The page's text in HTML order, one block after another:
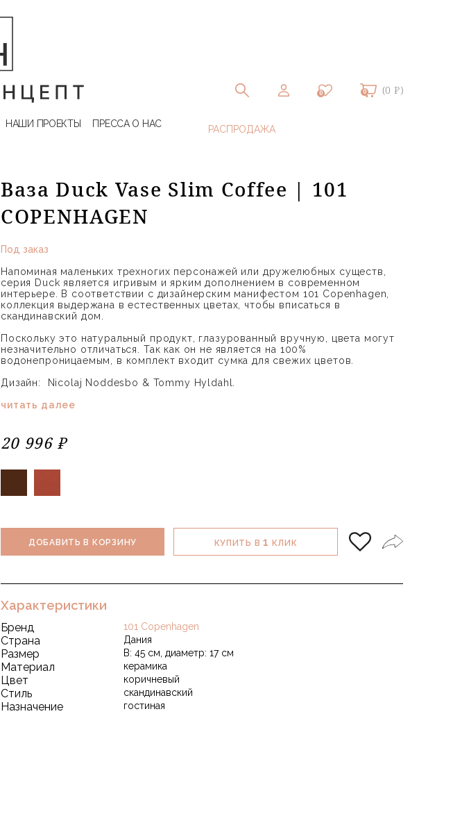
0 0 (0 ₽)
НАШИ ПРОЕКТЫ ПРЕССА О НАС
Ваза Duck Vase Slim Coffee | 101
COPENHAGEN
Под заказ
Напоминая маленьких трехногих персонажей или дружелюбных существ,
серия Duck является игривым и ярким дополнением в современном
интерьере. В соответствии с дизайнерским манифестом 101 Copenhagen,
коллекция выдержана в естественных цветах, чтобы вписаться в
скандинавский дом.
Поскольку это натуральный продукт, глазурованный вручную, цвета могут
незначительно отличаться. Так как он не является на 100%
водонепроницаемым, в комплект входит сумка для свежих цветов.
Дизайн: Nicolaj Noddesbo & Tommy Hyldahl.
читать далее
20 996 ₽
ДОБАВИТЬ В КОРЗИНУ КУПИТЬ В1 КЛИК
Характеристики
Бренд 101 Copenhagen
Страна Дания
Размер В: 45 см, диаметр: 17 см
Материал керамика
Цвет коричневый
Стиль скандинавский
Назначение гостиная